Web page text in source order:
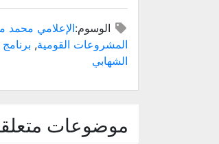
الوسوم:الإعلامي
المشروعات القومية,
الشهابي
موضوعات